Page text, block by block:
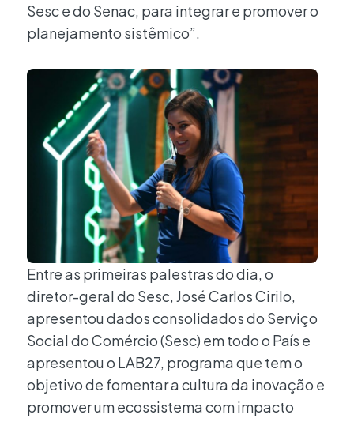
Sesc e do Senac, para integrar e promover o
planejamento sistêmico”.
Entre as primeiras palestras do dia, o
diretor-geral do Sesc, José Carlos Cirilo,
apresentou dados consolidados do Serviço
Social do Comércio (Sesc) em todo o País e
apresentou o LAB27, programa que tem o
objetivo de fomentar a cultura da inovação e
promover um ecossistema com impacto